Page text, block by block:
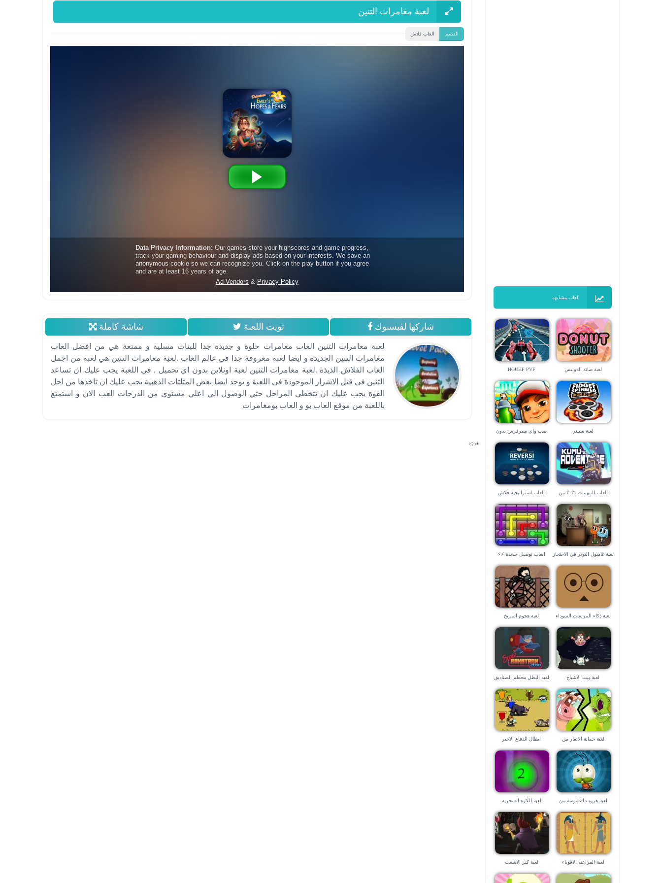
العاب مشابهه
لعبة صائد الدونتس HGUHF PVF
لعبة سبينر
صب واي سيرفرس بدون
العاب المهمات ٢٠٢١ من
العاب استراتيجية فلاش
لعبة غامبول التوتر في الاحتجاز العاب توصيل جديدة ⚡⚡
لعبة ذكاء المربعات السوداء
لعبة هجوم المريخ
لعبة بيت الاشباح لعبة البطل محطم الصناديق
لعبة حماية الابقار من
ابطال الدفاع الاخير
لعبة هروب الناموسة من
لعبة الكره السحريه
لعبة الفراعنه الاقوياء لعبة كنز الاشعث
لعبة مغامرات التنين
القسم العاب فلاش
شاركها لفيسبوك تويت اللعبة شاشة كاملة
لعبة مغامرات التنين العاب مغامرات حلوة و جديدة جدا للبنات مسلية و ممتعة هي من افضل العاب
مغامرات التنين الجديدة و ايضا لعبة معروفة جدا في عالم العاب .لعبة مغامرات التنين هي لعبة من اجمل
العاب الفلاش الذيذة .لعبة مغامرات التنين لعبة اونلاين بدون اي تحميل . في اللعبة يجب عليك ان تساعد
التنين في قتل الاشرار الموجودة في اللعبة و يوجد ايضا بعض المثلثات الذهبية يجب عليك ان تاخذها من اجل
القوة يجب عليك ان تتخطي المراحل حتي الوصول الي اعلي مستوي من الدرجات العب الان و استمتع
باللعبة من موقع العاب بو و العاب بومغامرات
*/ ?>